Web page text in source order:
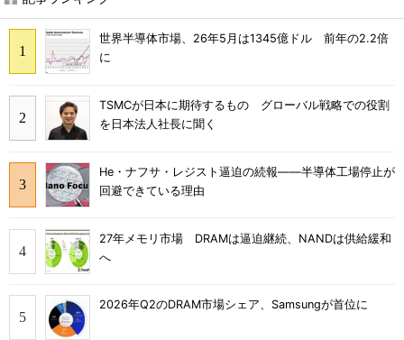
世界半導体市場、26年5月は1345億ドル 前年の2.2倍
に
TSMCが日本に期待するもの グローバル戦略での役割
を日本法人社長に聞く
He・ナフサ・レジスト逼迫の続報――半導体工場停止が
回避できている理由
27年メモリ市場 DRAMは逼迫継続、NANDは供給緩和
へ
2026年Q2のDRAM市場シェア、Samsungが首位に